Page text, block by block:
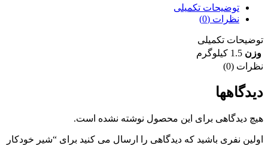
توضیحات تکمیلی
نظرات (0)
توضیحات تکمیلی
وزن 1.5 کیلوگرم
نظرات (0)
دیدگاهها
هیچ دیدگاهی برای این محصول نوشته نشده است.
اولین نفری باشید که دیدگاهی را ارسال می کنید برای “شیر خودکار